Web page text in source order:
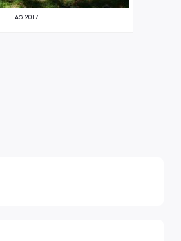
AG 2017